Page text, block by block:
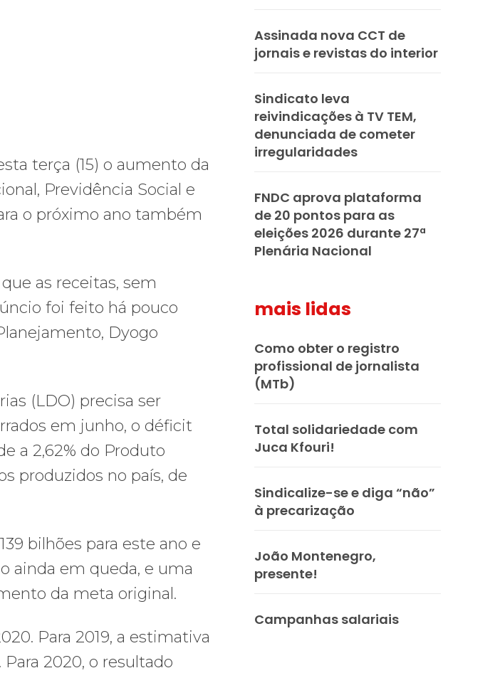
terça (15) o aumento da
Previdência Social e
o próximo ano também
as receitas, sem
foi feito há pouco
Dyogo
(LDO) precisa ser
em junho, o déficit
a 2,62% do Produto
produzidos no país, de
bilhões para este ano e
ainda em queda, e uma
da meta original.
Para 2019, a estimativa
2020, o resultado
Assinada nova CCT de
jornais e revistas do interior
Sindicato leva
reivindicações à TV TEM,
denunciada de cometer
irregularidades
FNDC aprova plataforma
de 20 pontos para as
eleições 2026 durante 27ª
Plenária Nacional
mais lidas
Como obter o registro
profissional de jornalista
(MTb)
Total solidariedade com
Juca Kfouri!
Sindicalize-se e diga “não”
à precarização
João Montenegro,
presente!
Campanhas salariais